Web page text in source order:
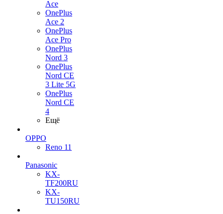
Ace
OnePlus
Ace 2
OnePlus
Ace Pro
OnePlus
Nord 3
OnePlus
Nord CE
3 Lite 5G
OnePlus
Nord CE
4
Ещё
OPPO
Reno 11
Panasonic
KX-
TF200RU
KX-
TU150RU